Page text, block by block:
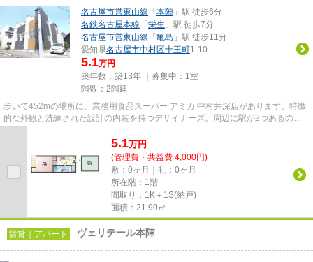
名古屋市営東山線 「 本陣 」駅 徒歩6分
名鉄名古屋本線 「 栄生 」駅 徒歩7分
名古屋市営東山線 「 亀島 」駅 徒歩11分
愛知県名古屋市中村区十王町1-10
5.1万円
築年数：築13年 ｜募集中： 1室
階数：2階建
歩いて452mの場所に、業務用食品スーパー アミカ 中村井深店があります。特徴
的な外観と洗練された設計の内装を持つデザイナーズ。周辺に駅が2つあるので
5.1万円
(管理費・共益費 4,000円)
敷：0ヶ月｜礼：0ヶ月
所在階：1階
間取り：1K＋1S(納戸)
面積：21.90㎡
賃貸｜アパート ヴェリテール本陣